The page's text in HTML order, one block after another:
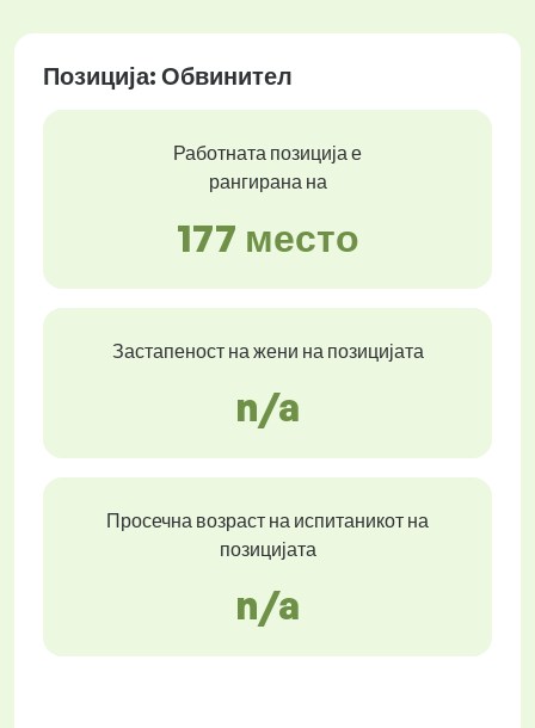
Позиција: Обвинител
Работната позиција е
рангирана на
177 место
Застапеност на жени на позицијата
n/a
Просечна возраст на испитаникот на
позицијата
n/a